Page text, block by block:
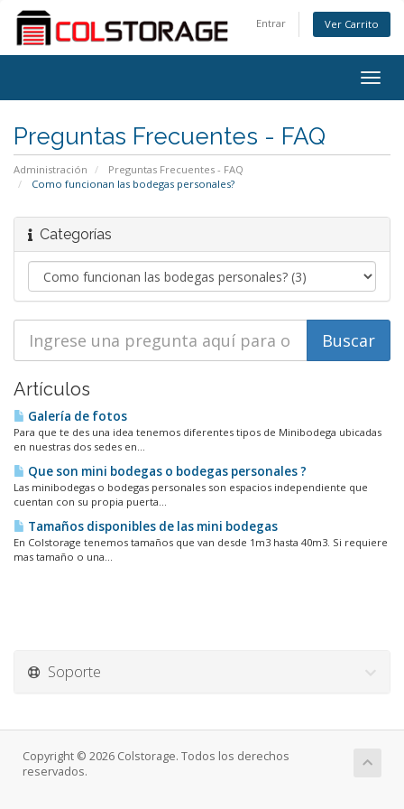
Entrar Ver Carrito
Preguntas Frecuentes - FAQ
Administración
Preguntas Frecuentes - FAQ
Como funcionan las bodegas personales?
Categorías
Artículos
Galería de fotos
Para que te des una idea tenemos diferentes tipos de Minibodega ubicadas
en nuestras dos sedes en...
Que son mini bodegas o bodegas personales ?
Las minibodegas o bodegas personales son espacios independiente que
cuentan con su propia puerta...
Tamaños disponibles de las mini bodegas
En Colstorage tenemos tamaños que van desde 1m3 hasta 40m3. Si requiere
mas tamaño o una...
Soporte
Copyright © 2026 Colstorage. Todos los derechos
reservados.